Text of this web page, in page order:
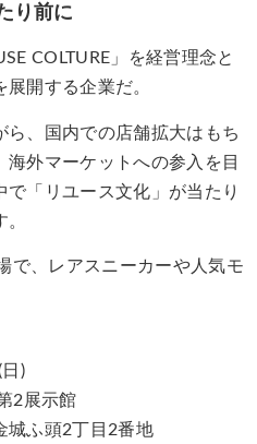
り前に
COLTURE」を経営理念と
開する企業だ。
ら、国内での店舗拡大はもち
外マーケットへの参入を目
「リユース文化」が当たり
で、レアスニーカーや人気モ
)
2展示館
城ふ頭2丁目2番地